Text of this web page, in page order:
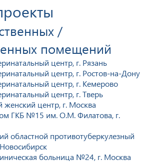
/
помещений
центр, г. Рязань
центр, г. Ростов-на-Дону
центр, г. Кемерово
центр, г. Тверь
центр, г. Москва
ГКБ №15 им. О.М. Филатова, г.
областной противотуберкулезный
больница №24, г. Москва